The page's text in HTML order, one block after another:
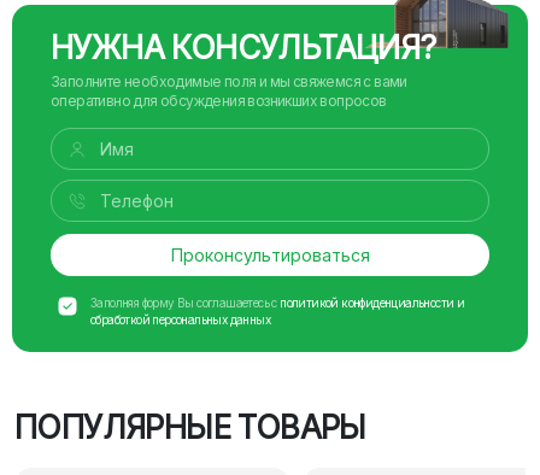
НУЖНА КОНСУЛЬТАЦИЯ?
Заполните необходимые поля и мы свяжемся с вами
оперативно для обсуждения возникших вопросов
Проконсультироваться
Заполняя форму Вы соглашаетесь с политикой конфиденциальности и
обработкой персональных данных
ПОПУЛЯРНЫЕ ТОВАРЫ